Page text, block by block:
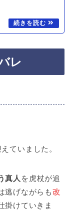
レ
ていました。
真人 を虎杖が追
逃げながらも改
掛けていきま